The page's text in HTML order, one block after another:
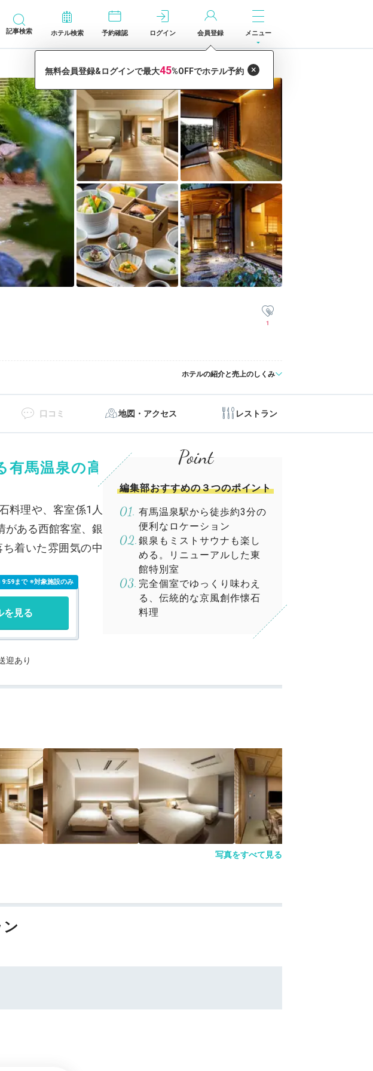
記事検索 ホテル検索 予約確認 ログイン 会員登録 メニュー
1
ホテルの紹介と売上のしくみ
口コミ 地図・アクセス レストラン
馬温泉の高
料理や、客室係1人
がある西館客室、銀
着いた雰囲気の中
9:59まで ※対象施設のみ
を見る
迎あり
編集部おすすめの３つのポイント
有馬温泉駅から徒歩約3分の
便利なロケーション
銀泉もミストサウナも楽し
める。リニューアルした東
館特別室
完全個室でゆっくり味わえ
る、伝統的な京風創作懐石
料理
写真をすべて見る